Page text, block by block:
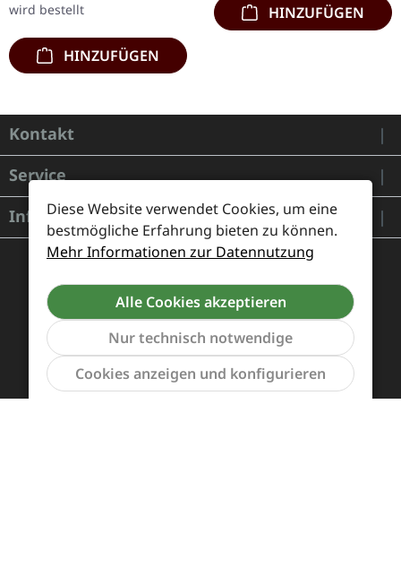
wird bestellt
HINZUFÜGEN
HINZUFÜGEN
Kontakt
Service
Informationen
Diese Website verwendet Cookies, um eine
bestmögliche Erfahrung bieten zu können.
Mehr Informationen zur Datennutzung
Alle Cookies akzeptieren
Nur technisch notwendige
Cookies anzeigen und konfigurieren